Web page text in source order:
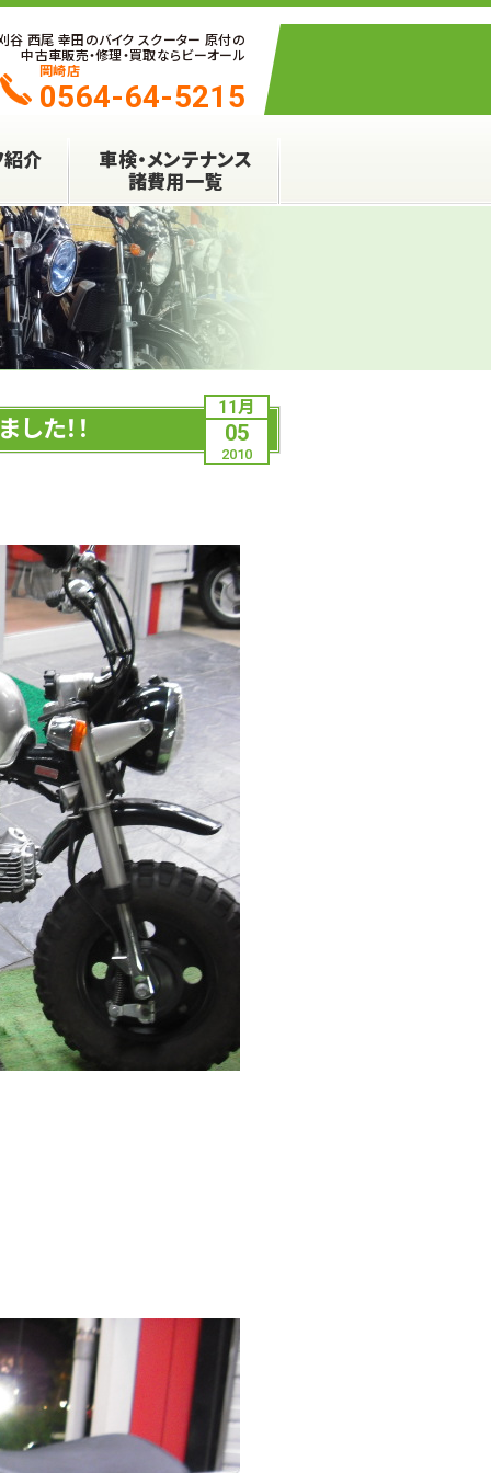
西尾 幸田のバイク スクーター 原付の
中古車販売・修理・買取ならビーオール
岡崎店
0564-64-5215
紹介
車検・メンテナンス
諸費用一覧
11月
05
2010
た！！